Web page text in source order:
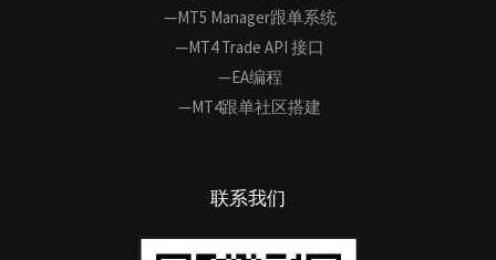
—MT5 Manager跟单系统
—MT4 Trade API 接口
—EA编程
—MT4跟单社区搭建
联系我们